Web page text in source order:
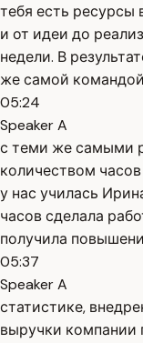
тебя есть ресурсы
и от идеи до
недели. В
же самой
05:24
Speaker A
с теми же самыми
количеством
у нас училась
часов сделала
получила
05:37
Speaker A
статистике,
выручки компании